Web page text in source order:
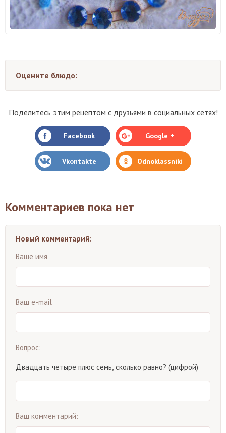
Оцените блюдо:
Поделитесь этим рецептом с друзьями в социальных сетях!
Facebook Google +
Vkontakte Odnoklassniki
Комментариев пока нет
Новый комментарий:
Ваше имя
Ваш e-mail
Вопрос:
Двадцать четыре плюс семь, сколько равно? (цифрой)
Ваш комментарий: